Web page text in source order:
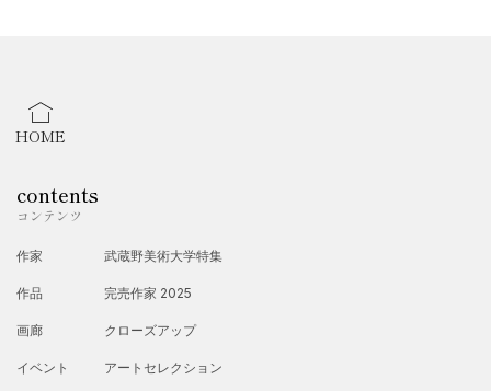
HOME
contents
コンテンツ
作家
作品
画廊
イベント
武蔵野美術大学特集
完売作家 2025
クローズアップ
アートセレクション